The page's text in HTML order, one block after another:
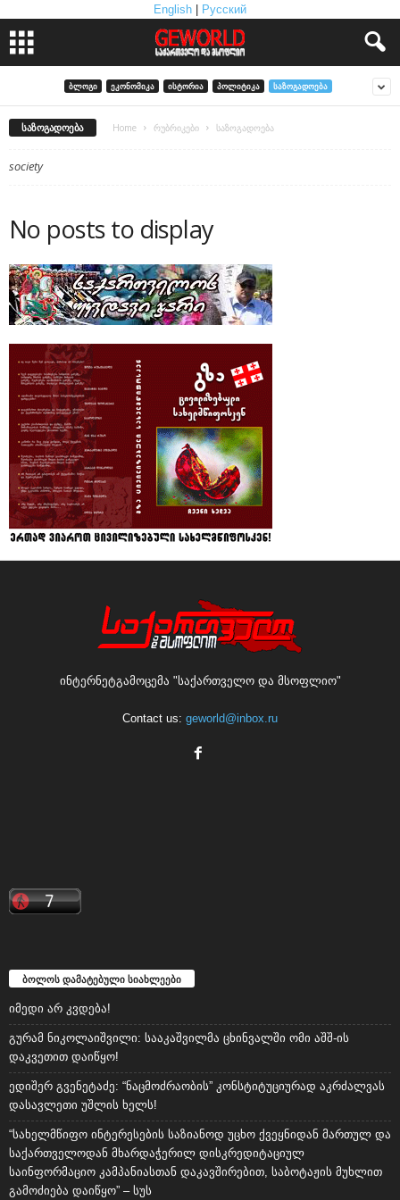
English Русский
ᲑᲚᲝᲒᲘ ᲔᲙᲝᲜᲝᲛᲘᲙᲐ ᲘᲡᲢᲝᲠᲘᲐ ᲞᲝᲚᲘᲢᲘᲙᲐ ᲡᲐᲖᲝᲒᲐᲓᲝᲔᲑᲐ
ᲡᲐᲖᲝᲒᲐᲓᲝᲔᲑᲐ Home რუბრიკები საზოგადოება
society
No posts to display
ინტერნეტგამოცემა "საქართველო და მსოფლიო"
Contact us: geworld@inbox.ru
ბოლოს დამატებული სიახლეები
იმედი არ კვდება!
გურამ ნიკოლაიშვილი: სააკაშვილმა ცხინვალში ომი აშშ-ის
დაკვეთით დაიწყო!
ედიშერ გვენეტაძე: “ნაცმოძრაობის” კონსტიტუციურად აკრძალვას
დასავლეთი უშლის ხელს!
“სახელმწიფო ინტერესების საზიანოდ უცხო ქვეყნიდან მართულ და
საქართველოდან მხარდაჭერილ დისკრედიტაციულ
საინფორმაციო კამპანიასთან დაკავშირებით, საბოტაჟის მუხლით
გამოძიება დაიწყო” – სუს